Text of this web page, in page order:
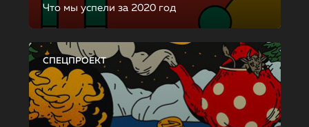
Что мы успели за 2020 год
СПЕЦПРОЕКТ